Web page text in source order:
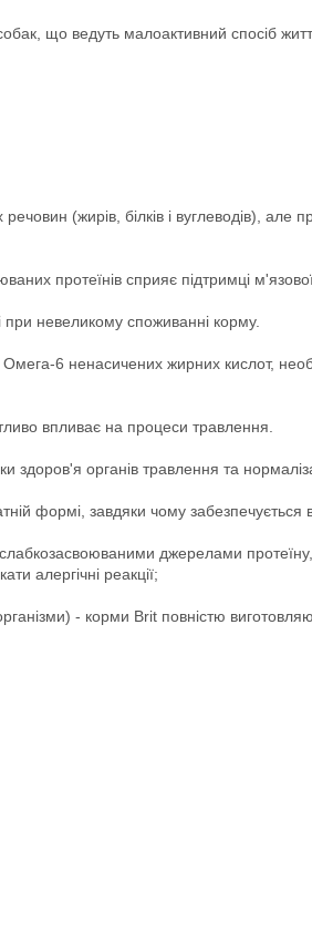
що ведуть малоактивний спосіб
речовин (жирів, білків і вуглеводів),
протеїнів сприяє підтримці
невеликому споживанні корму.
6 ненасичених жирних кислот,
впливає на процеси травлення.
органів травлення та
формі, завдяки чому забезпечується
джерелами
алергічні реакції;
- корми Brit повністю